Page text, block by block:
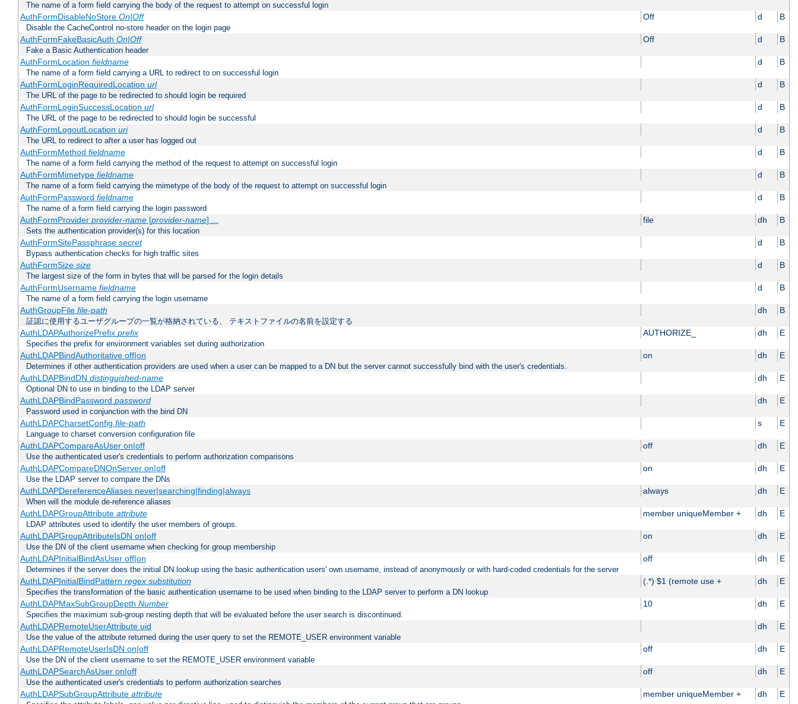
The name of a form field carrying the body of the request to attempt on successful login
AuthFormDisableNoStore On|Off Off d B
Disable the CacheControl no-store header on the login page
AuthFormFakeBasicAuth On|Off Off d B
Fake a Basic Authentication header
AuthFormLocation fieldname d B
The name of a form field carrying a URL to redirect to on successful login
AuthFormLoginRequiredLocation url d B
The URL of the page to be redirected to should login be required
AuthFormLoginSuccessLocation url d B
The URL of the page to be redirected to should login be successful
AuthFormLogoutLocation uri d B
The URL to redirect to after a user has logged out
AuthFormMethod fieldname d B
The name of a form field carrying the method of the request to attempt on successful login
AuthFormMimetype fieldname d B
The name of a form field carrying the mimetype of the body of the request to attempt on successful login
AuthFormPassword fieldname d B
The name of a form field carrying the login password
AuthFormProvider provider-name[provider-name] ... file dh B
Sets the authentication provider(s) for this location
AuthFormSitePassphrase secret d B
Bypass authentication checks for high traffic sites
AuthFormSize size d B
The largest size of the form in bytes that will be parsed for the login details
AuthFormUsername fieldname d B
The name of a form field carrying the login username
AuthGroupFile file-path dh B
証認に使用するユーザグループの一覧が格納されている、 テキストファイルの名前を設定する
AuthLDAPAuthorizePrefix prefix AUTHORIZE_ dh E
Specifies the prefix for environment variables set during authorization
AuthLDAPBindAuthoritative off|on on dh E
Determines if other authentication providers are used when a user can be mapped to a DN but the server cannot successfully bind with the user's credentials.
AuthLDAPBindDN distinguished-name dh E
Optional DN to use in binding to the LDAP server
AuthLDAPBindPassword password dh E
Password used in conjunction with the bind DN
AuthLDAPCharsetConfig file-path s E
Language to charset conversion configuration file
AuthLDAPCompareAsUser on|off off dh E
Use the authenticated user's credentials to perform authorization comparisons
AuthLDAPCompareDNOnServer on|off on dh E
Use the LDAP server to compare the DNs
AuthLDAPDereferenceAliases never|searching|finding|always always dh E
When will the module de-reference aliases
AuthLDAPGroupAttribute attribute member uniqueMember + dh E
LDAP attributes used to identify the user members of groups.
AuthLDAPGroupAttributeIsDN on|off on dh E
Use the DN of the client username when checking for group membership
AuthLDAPInitialBindAsUser off|on off dh E
Determines if the server does the initial DN lookup using the basic authentication users' own username, instead of anonymously or with hard-coded credentials for the server
AuthLDAPInitialBindPattern regex substitution (.*) $1 (remote use + dh E
Specifies the transformation of the basic authentication username to be used when binding to the LDAP server to perform a DN lookup
AuthLDAPMaxSubGroupDepth Number 10 dh E
Specifies the maximum sub-group nesting depth that will be evaluated before the user search is discontinued.
AuthLDAPRemoteUserAttribute uid dh E
Use the value of the attribute returned during the user query to set the REMOTE_USER environment variable
AuthLDAPRemoteUserIsDN on|off off dh E
Use the DN of the client username to set the REMOTE_USER environment variable
AuthLDAPSearchAsUser on|off off dh E
Use the authenticated user's credentials to perform authorization searches
AuthLDAPSubGroupAttribute attribute member uniqueMember + dh E